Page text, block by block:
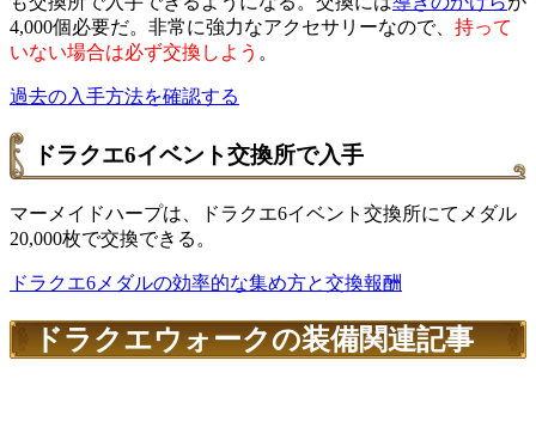
4,000個必要だ。非常に強力なアクセサリーなので、 持って
いない場合は必ず交換しよう 。
過去の入手方法を確認する
ドラクエ6イベント交換所で入手
マーメイドハープは、ドラクエ6イベント交換所にてメダル
20,000枚で交換できる。
ドラクエ6メダルの効率的な集め方と交換報酬
ドラクエウォークの装備関連記事